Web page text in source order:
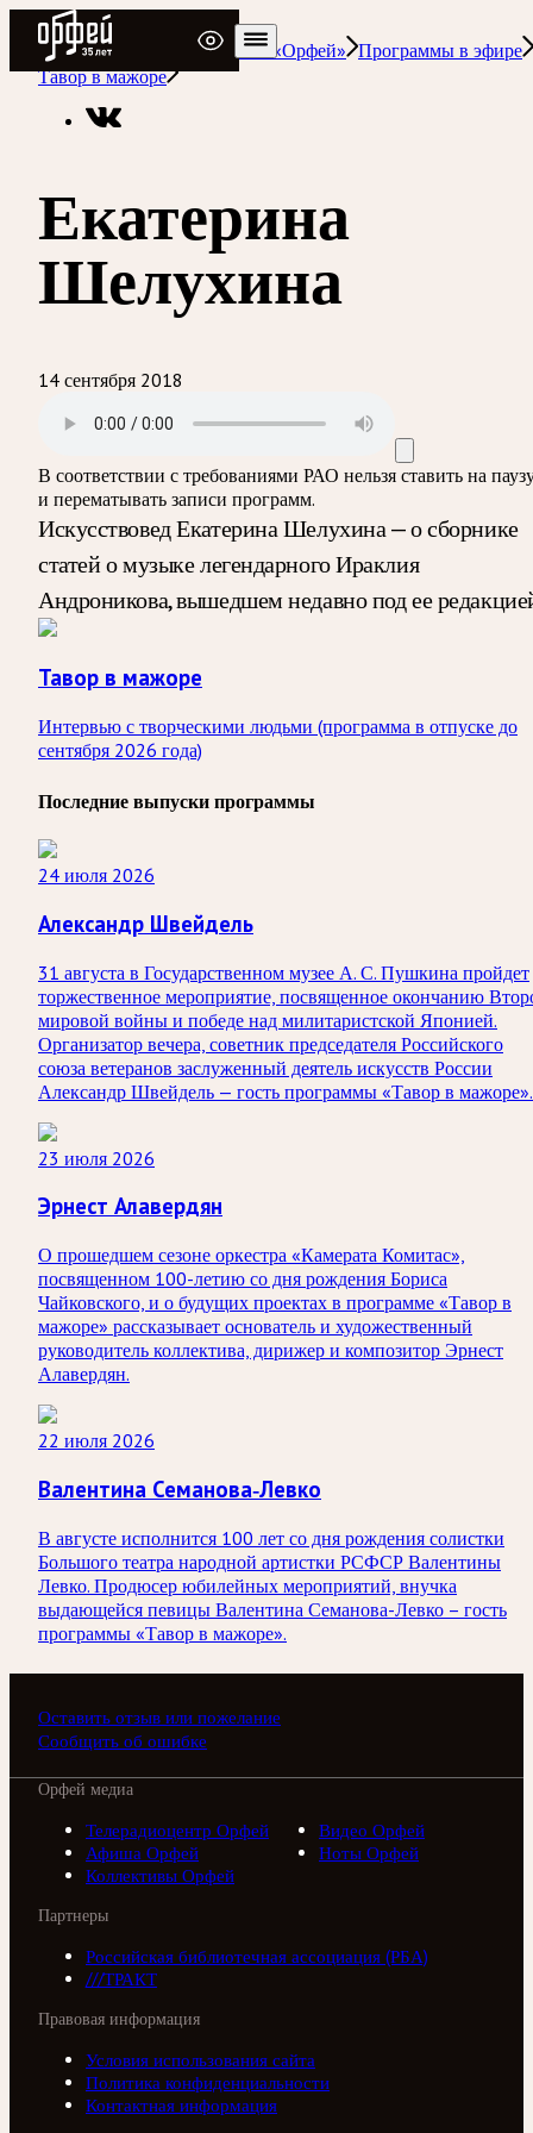
Радио Орфей
Радио классической музыки «Орфей» Программы в эфире
Тавор в мажоре
Екатерина
Шелухина
14 сентября 2018
В соответствии с требованиями РАО нельзя ставить на
и перематывать записи программ.
Искусствовед Екатерина Шелухина — о сборнике
статей о музыке легендарного Ираклия
Андроникова, вышедшем недавно под ее
Тавор в мажоре
Интервью с творческими людьми (программа в отпуске до
сентября 2026 года)
Последние выпуски программы
24 июля 2026
Александр Швейдель
31 августа в Государственном музее А. С. Пушкина пройдет
торжественное мероприятие, посвященное окончанию
мировой войны и победе над милитаристской Японией.
Организатор вечера, советник председателя Российского
союза ветеранов заслуженный деятель искусств России
Александр Швейдель — гость программы «Тавор в мажоре».
23 июля 2026
Эрнест Алавердян
О прошедшем сезоне оркестра «Камерата Комитас»,
посвященном 100-летию со дня рождения Бориса
Чайковского, и о будущих проектах в программе «Тавор в
мажоре» рассказывает основатель и художественный
руководитель коллектива, дирижер и композитор Эрнест
Алавердян.
22 июля 2026
Валентина Семанова-Левко
В августе исполнится 100 лет со дня рождения солистки
Большого театра народной артистки РСФСР Валентины
Левко. Продюсер юбилейных мероприятий, внучка
выдающейся певицы Валентина Семанова-Левко – гость
программы «Тавор в мажоре».
Оставить отзыв или пожелание
Сообщить об ошибке
Орфей медиа
Телерадиоцентр Орфей
Видео Орфей
Афиша Орфей
Ноты Орфей
Коллективы Орфей
Партнеры
Российская библиотечная ассоциация (РБА)
///ТРАКТ
Правовая информация
Условия использования сайта
Политика конфиденциальности
Контактная информация